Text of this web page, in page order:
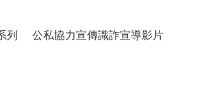
列 公私協力宣傳識詐宣導影片